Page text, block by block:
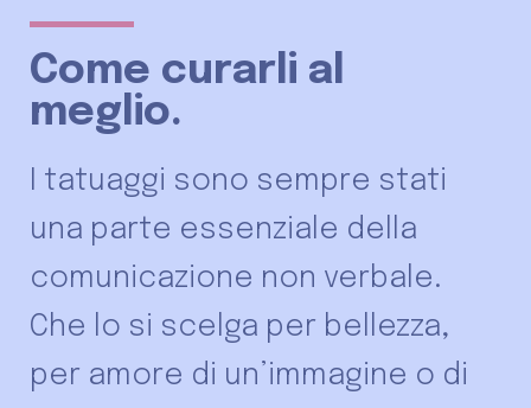
Come curarli al
meglio.
I tatuaggi sono sempre stati
una parte essenziale della
comunicazione non verbale.
Che lo si scelga per bellezza,
per amore di un’immagine o di